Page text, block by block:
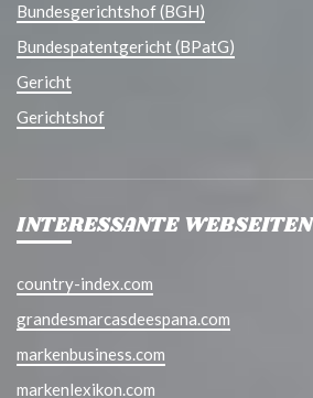
Bundesgerichtshof (BGH)
Bundespatentgericht (BPatG)
Gericht
Gerichtshof
INTERESSANTE WEBSEITEN
country-index.com
grandesmarcasdeespana.com
markenbusiness.com
markenlexikon.com